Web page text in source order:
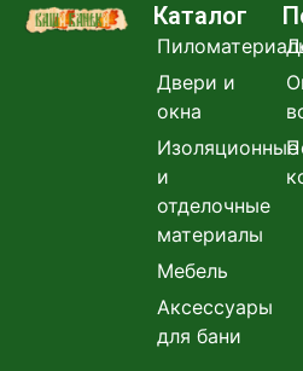
Каталог
Двери и
окна
Изоляционные
и
отделочные
материалы
Мебель
Аксессуары
для бани